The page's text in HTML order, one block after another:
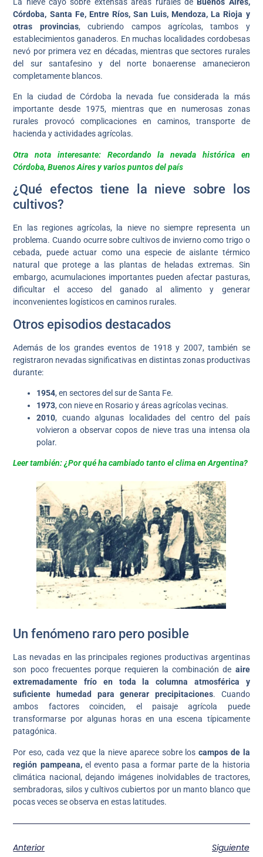
Córdoba, Santa Fe, Entre Ríos, San Luis, Mendoza, La Rioja y
otras provincias, cubriendo campos agrícolas, tambos y
establecimientos ganaderos. En muchas localidades cordobesas
nevó por primera vez en décadas, mientras que sectores rurales
del sur santafesino y del norte bonaerense amanecieron
completamente blancos.
En la ciudad de Córdoba la nevada fue considerada la más
importante desde 1975, mientras que en numerosas zonas
rurales provocó complicaciones en caminos, transporte de
hacienda y actividades agrícolas.
Otra nota interesante: Recordando la nevada histórica en
Córdoba, Buenos Aires y varios puntos del país
¿Qué efectos tiene la nieve sobre los
cultivos?
En las regiones agrícolas, la nieve no siempre representa un
problema. Cuando ocurre sobre cultivos de invierno como trigo o
cebada, puede actuar como una especie de aislante térmico
natural que protege a las plantas de heladas extremas. Sin
embargo, acumulaciones importantes pueden afectar pasturas,
dificultar el acceso del ganado al alimento y generar
inconvenientes logísticos en caminos rurales.
Otros episodios destacados
Además de los grandes eventos de 1918 y 2007, también se
registraron nevadas significativas en distintas zonas productivas
durante:
1954, en sectores del sur de Santa Fe.
1973, con nieve en Rosario y áreas agrícolas vecinas.
2010, cuando algunas localidades del centro del país
volvieron a observar copos de nieve tras una intensa ola
polar.
Leer también: ¿Por qué ha cambiado tanto el clima en Argentina?
Un fenómeno raro pero posible
Las nevadas en las principales regiones productivas argentinas
son poco frecuentes porque requieren la combinación de aire
extremadamente frío en toda la columna atmosférica y
suficiente humedad para generar precipitaciones. Cuando
ambos factores coinciden, el paisaje agrícola puede
transformarse por algunas horas en una escena típicamente
patagónica.
Por eso, cada vez que la nieve aparece sobre loscampos de la
región pampeana,el evento pasa a formar parte de la historia
climática nacional, dejando imágenes inolvidables de tractores,
sembradoras, silos y cultivos cubiertos por un manto blanco que
pocas veces se observa en estas latitudes.
Anterior Siguiente